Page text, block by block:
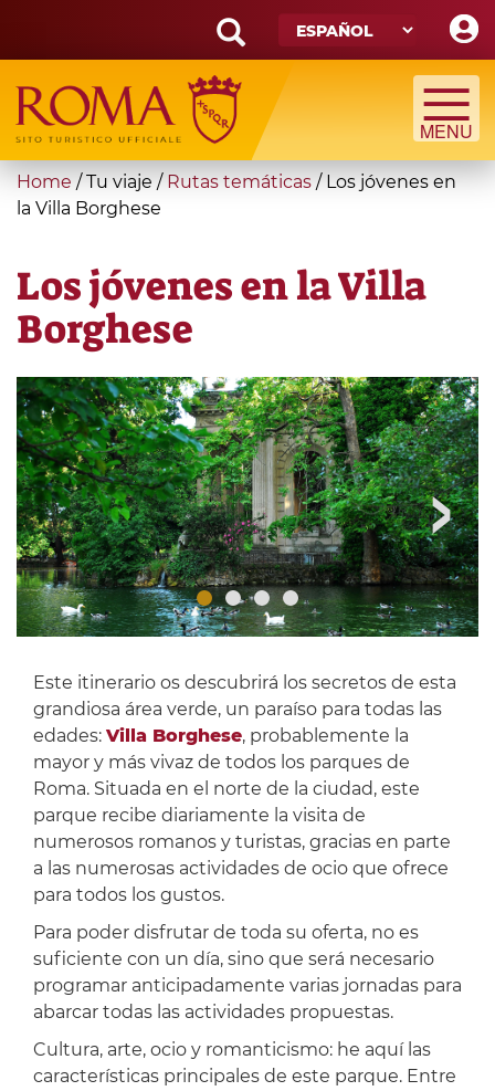
main
content
Search
form
Búsqueda
You
are
Home / Tu viaje / Rutas temáticas / Los jóvenes en
la Villa Borghese
Los jóvenes en la Villa
Borghese
Este itinerario os descubrirá los secretos de esta
grandiosa área verde, un paraíso para todas las
edades: Villa Borghese, probablemente la
mayor y más vivaz de todos los parques de
Roma. Situada en el norte de la ciudad, este
parque recibe diariamente la visita de
numerosos romanos y turistas, gracias en parte
a las numerosas actividades de ocio que ofrece
para todos los gustos.
Para poder disfrutar de toda su oferta, no es
suficiente con un día, sino que será necesario
programar anticipadamente varias jornadas para
abarcar todas las actividades propuestas.
Cultura, arte, ocio y romanticismo: he aquí las
características principales de este parque. Entre